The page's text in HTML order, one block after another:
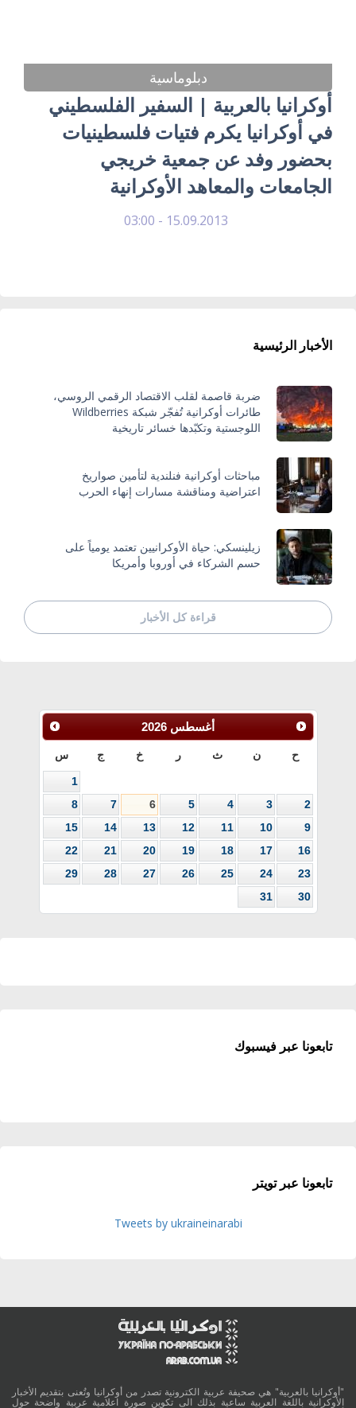
دبلوماسية
أوكرانيا بالعربية | السفير الفلسطيني
في أوكرانيا يكرم فتيات فلسطينيات
بحضور وفد عن جمعية خريجي
الجامعات والمعاهد الأوكرانية
15.09.2013 - 03:00
الأخبار الرئيسية
ضربة قاصمة لقلب الاقتصاد الرقمي الروسي،
طائرات أوكرانية تُفجّر شبكة Wildberries
اللوجستية وتكبّدها خسائر تاريخية
مباحثات أوكرانية فنلندية لتأمين صواريخ
اعتراضية ومناقشة مسارات إنهاء الحرب
زيلينسكي: حياة الأوكرانيين تعتمد يومياً على
حسم الشركاء في أوروبا وأمريكا
قراءة كل الأخبار
أغسطس 2026
ح ن ث ر خ ج س
1
2
3
4
5
6
7
8
9
10
11
12
13
14
15
16
17
18
19
20
21
22
23
24
25
26
27
28
29
30
31
تابعونا عبر فيسبوك
تابعونا عبر تويتر
Tweets by ukraineinarabi
"أوكرانيا بالعربية" هي صحيفة عربية الكترونية تصدر من أوكرانيا وتُعنى بتقديم الأخبار
الأوكرانية باللغة العربية ساعية بذلك الى تكوين صورة اعلامية عربية واضحة حول